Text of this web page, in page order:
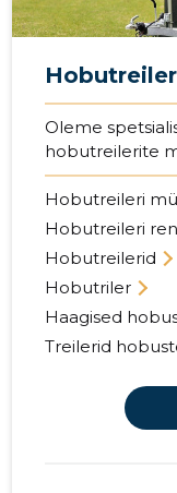
Oleme
hobutreilerite
Hobutreileri
Hobutreileri
Hobutreilerid
Hobutriler
Haagised
Treilerid